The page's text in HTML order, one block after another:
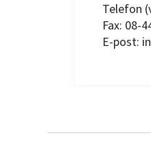
Telefon
Fax: 08-
E-post: